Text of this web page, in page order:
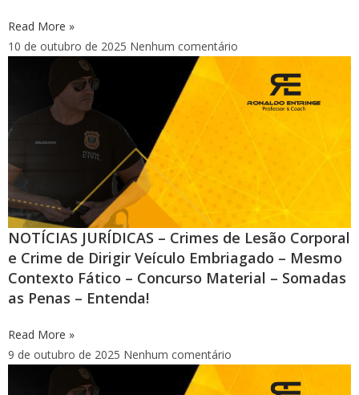
Read More »
10 de outubro de 2025 Nenhum comentário
NOTÍCIAS JURÍDICAS – Crimes de Lesão Corporal
e Crime de Dirigir Veículo Embriagado – Mesmo
Contexto Fático – Concurso Material – Somadas
as Penas – Entenda!
Read More »
9 de outubro de 2025 Nenhum comentário